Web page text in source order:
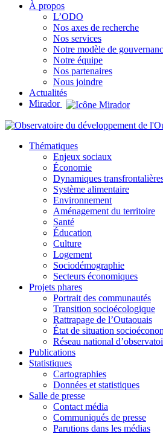
À propos
L’ODO
Nos axes de recherche
Nos services
Notre modèle de
Notre équipe
Nos partenaires
Nous joindre
Actualités
Mirador
Thématiques
Enjeux sociaux
Économie
Dynamiques
Système alimentaire
Environnement
Aménagement du territoire
Santé
Éducation
Culture
Logement
Sociodémographie
Secteurs économiques
Projets phares
Portrait des communautés
Transition socioécologique
Rattrapage de l’Outaouais
État de situation
Réseau national
Publications
Statistiques
Cartographies
Données et statistiques
Salle de presse
Contact média
Communiqués de presse
Parutions dans les médias